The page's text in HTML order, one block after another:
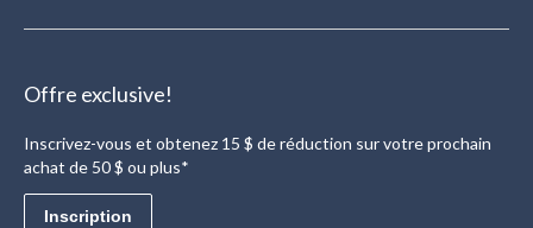
Offre exclusive!
Inscrivez-vous et obtenez 15 $ de réduction sur votre prochain
achat de 50 $ ou plus*
Inscription